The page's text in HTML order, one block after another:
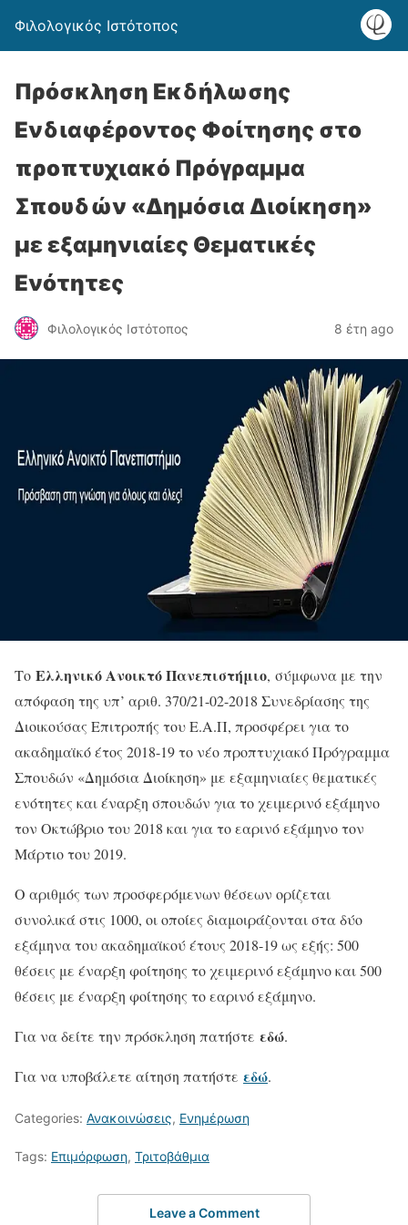
Φιλολογικός Ιστότοπος
Πρόσκληση Εκδήλωσης
Ενδιαφέροντος Φοίτησης στο
προπτυχιακό Πρόγραμμα
Σπουδών «Δημόσια Διοίκηση»
με εξαμηνιαίες Θεματικές
Ενότητες
Φιλολογικός Ιστότοπος 8 έτη ago
Το Ελληνικό Ανοικτό Πανεπιστήμιο, σύμφωνα με την
απόφαση της υπ’ αριθ. 370/21-02-2018 Συνεδρίασης της
Διοικούσας Επιτροπής του Ε.Α.Π, προσφέρει για το
ακαδημαϊκό έτος 2018-19 το νέο προπτυχιακό Πρόγραμμα
Σπουδών «Δημόσια Διοίκηση» με εξαμηνιαίες θεματικές
ενότητες και έναρξη σπουδών για το χειμερινό εξάμηνο
τον Οκτώβριο του 2018 και για το εαρινό εξάμηνο τον
Μάρτιο του 2019.
Ο αριθμός των προσφερόμενων θέσεων ορίζεται
συνολικά στις 1000, οι οποίες διαμοιράζονται στα δύο
εξάμηνα του ακαδημαϊκού έτους 2018-19 ως εξής: 500
θέσεις με έναρξη φοίτησης το χειμερινό εξάμηνο και 500
θέσεις με έναρξη φοίτησης το εαρινό εξάμηνο.
Για να δείτε την πρόσκληση πατήστε εδώ.
Για να υποβάλετε αίτηση πατήστε εδώ.
Categories: Ανακοινώσεις, Ενημέρωση
Tags: Επιμόρφωση, Τριτοβάθμια
Leave a Comment